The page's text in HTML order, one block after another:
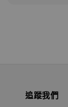
追蹤我們